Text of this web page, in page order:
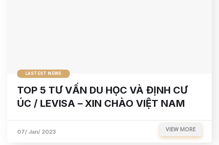
LASTEST NEWS
TOP 5 TƯ VẤN DU HỌC VÀ ĐỊNH CƯ
ÚC / LEVISA – XIN CHÀO VIỆT NAM
07/ Jan/ 2023 VIEW MORE